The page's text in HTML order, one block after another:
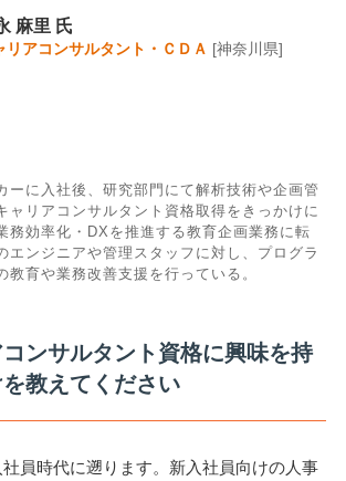
麻里 氏
リアコンサルタント・ＣＤＡ [神奈川県]
ーに入社後、研究部門にて解析技術や企画管
ャリアコンサルタント資格取得をきっかけに
務効率化・DXを推進する教育企画業務に転
エンジニアや管理スタッフに対し、プログラ
教育や業務改善支援を行っている。
コンサルタント資格に興味を持
教えてください
員時代に遡ります。新入社員向けの人事